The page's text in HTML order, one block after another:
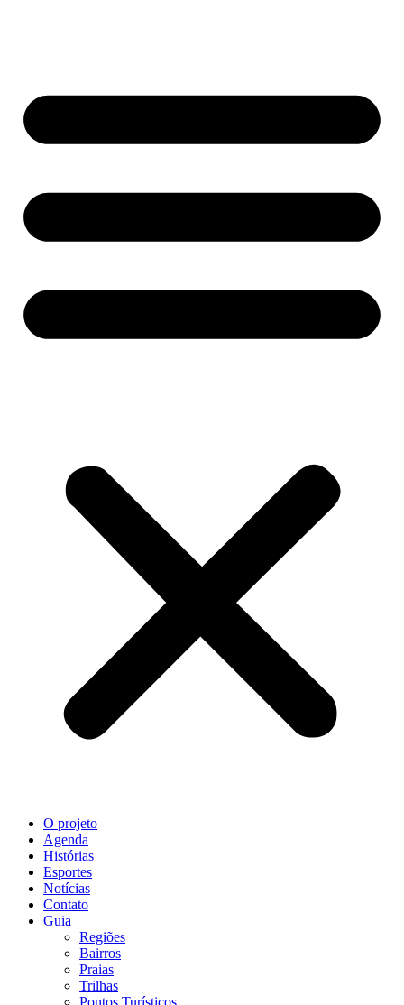
O projeto
Agenda
Histórias
Esportes
Notícias
Contato
Guia
Regiões
Bairros
Praias
Trilhas
Pontos Turísticos